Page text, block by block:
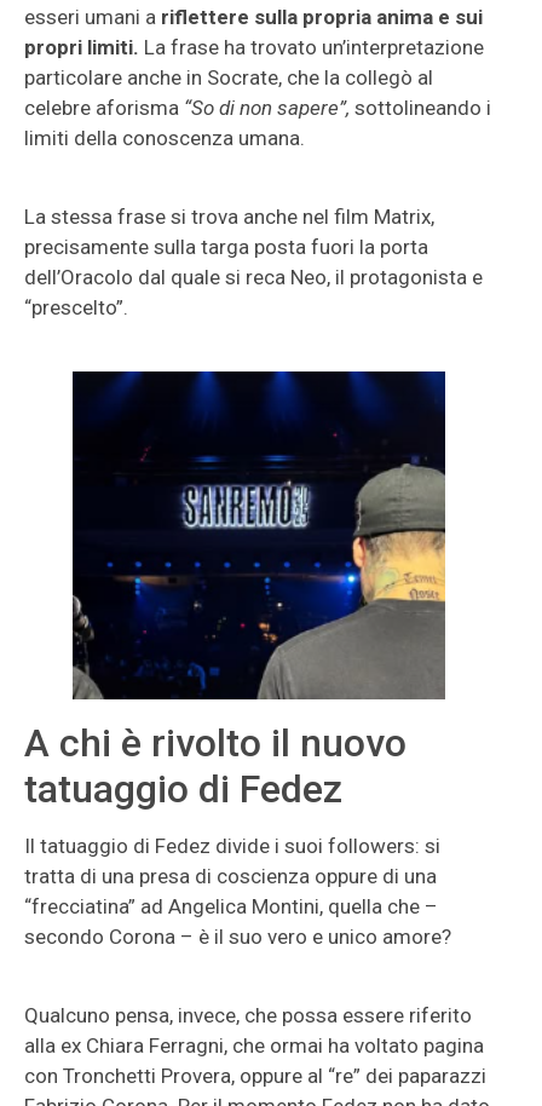
esseri umani a riflettere sulla propria anima e sui
propri limiti. La frase ha trovato un’interpretazione
particolare anche in Socrate, che la collegò al
celebre aforisma “So di non sapere”, sottolineando i
limiti della conoscenza umana.
La stessa frase si trova anche nel film Matrix,
precisamente sulla targa posta fuori la porta
dell’Oracolo dal quale si reca Neo, il protagonista e
“prescelto”.
A chi è rivolto il nuovo
tatuaggio di Fedez
Il tatuaggio di Fedez divide i suoi followers: si
tratta di una presa di coscienza oppure di una
“frecciatina” ad Angelica Montini, quella che –
secondo Corona – è il suo vero e unico amore?
Qualcuno pensa, invece, che possa essere riferito
alla ex Chiara Ferragni, che ormai ha voltato pagina
con Tronchetti Provera, oppure al “re” dei paparazzi